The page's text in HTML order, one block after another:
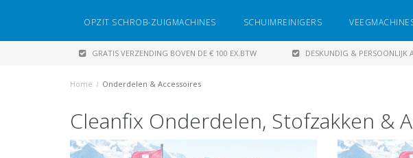
OPZIT SCHROB-ZUIGMACHINES SCHUIMREINIGERS
GRATIS VERZENDING BOVEN DE € 100 EX.BTW DESKUNDIG & PERSOONLIJK
Home / Onderdelen & Accessoires
Cleanfix Onderdelen, Stofzakken &